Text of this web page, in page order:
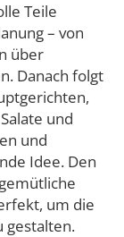
Teile
– von
über
Danach folgt
und
und
Idee. Den
um die
gestalten.